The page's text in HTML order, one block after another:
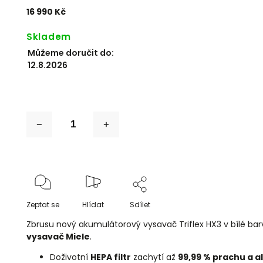
16 990 Kč
Skladem
Můžeme doručit do:
12.8.2026
Zeptat se Hlídat Sdílet
Zbrusu nový akumulátorový vysavač Triflex HX3 v bílé
vysavač Miele.
Doživotní HEPA filtr zachytí až 99,99 % prachu a